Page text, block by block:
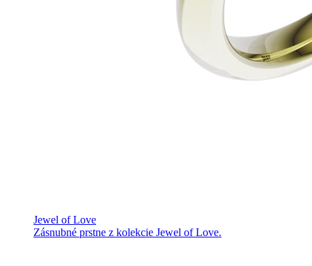
Jewel of Love
Zásnubné prstne z kolekcie Jewel of Love.